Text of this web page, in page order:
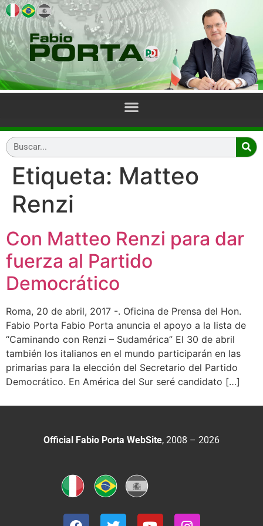
Etiqueta: Matteo
Renzi
Con Matteo Renzi para dar
fuerza al Partido
Democrático
Roma, 20 de abril, 2017 -. Oficina de Prensa del Hon.
Fabio Porta Fabio Porta anuncia el apoyo a la lista de
“Caminando con Renzi – Sudamérica” El 30 de abril
también los italianos en el mundo participarán en las
primarias para la elección del Secretario del Partido
Democrático. En América del Sur seré candidato […]
Official Fabio Porta WebSite, 2008 – 2026